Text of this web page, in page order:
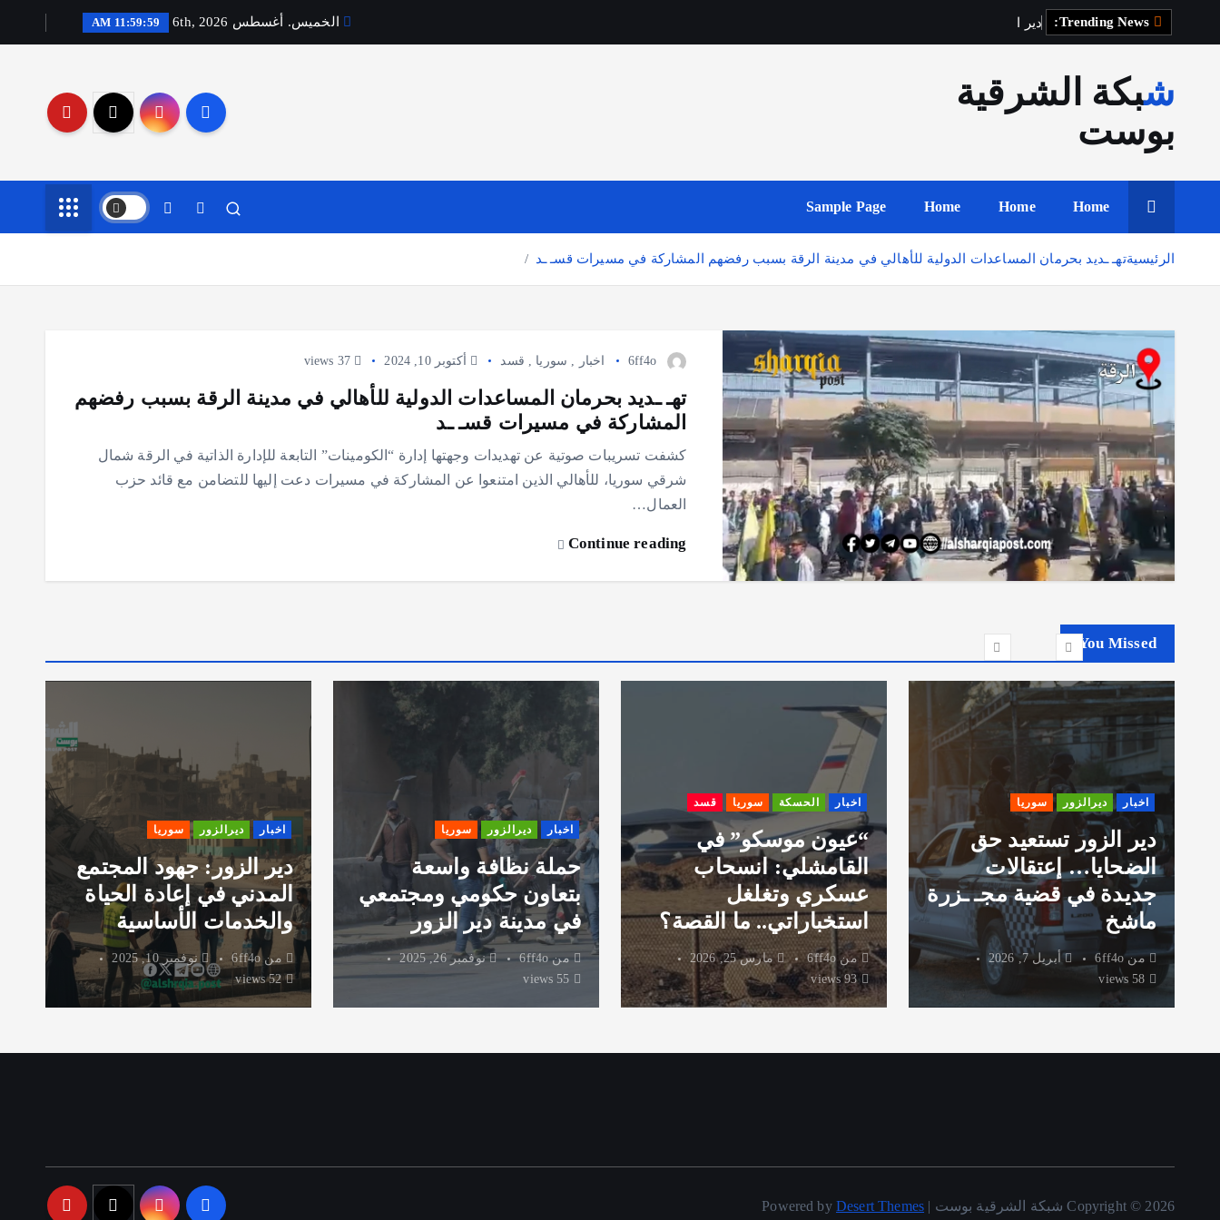
إ
ى
دير الخميس. أغسطس 6th, 2026 11:59:59 AM
شبكة الشرقية
بوست
Home
Home
Home
Sample Page
الرئيسيةتهـ ـديد بحرمان المساعدات الدولية للأهالي في مدينة الرقة بسبب رفضهم المشاركة في مسيرات قسـ ـد
6ff4o اخبار , سوريا , قسد أكتوبر 10, 2024 37 views
تهـ ـديد بحرمان المساعدات الدولية للأهالي في مدينة الرقة بسبب رفضهم
المشاركة في مسيرات قسـ ـد
كشفت تسريبات صوتية عن تهديدات وجهتها إدارة “الكومينات” التابعة للإدارة الذاتية في الرقة شمال
شرقي سوريا، للأهالي الذين امتنعوا عن المشاركة في مسيرات دعت إليها للتضامن مع قائد حزب
العمال…
Continue reading
You Missed
اخبار ديرالزور سوريا
دير الزور تستعيد حق
الضحايا… إعتقالات
جديدة في قضية مجـ ـزرة
ماشخ
من6ff4o
أبريل 7, 2026
اخبار الحسكة سوريا قسد
“عيون موسكو” في
القامشلي: انسحاب
عسكري وتغلغل
استخباراتي.. ما القصة؟
من 6ff4o
مارس 25, 2026
93 views
اخبار ديرالزور سوريا
حملة نظافة واسعة
بتعاون حكومي ومجتمعي
في مدينة دير الزور
من6ff4o
نوفمبر 26, 2025
اخبار ديرالزور سوريا
دير الزور: جهود المجتمع
المدني في إعادة الحياة
والخدمات الأساسية
من6ff4o
نوفمبر 10, 2025
52 views
Copyright © 2026 شبكة الشرقية بوست | Powered by Desert Themes